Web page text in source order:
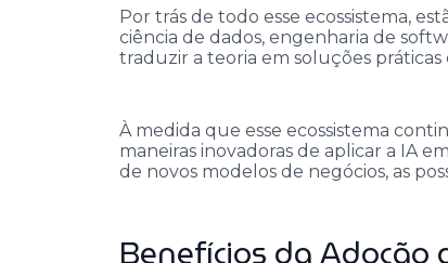
Por trás de todo esse ecossistema,
ciência de dados, engenharia de
traduzir a teoria em soluções práticas
À medida que esse ecossistema
maneiras inovadoras de aplicar a IA
de novos modelos de negócios, as
Benefícios da Adoção